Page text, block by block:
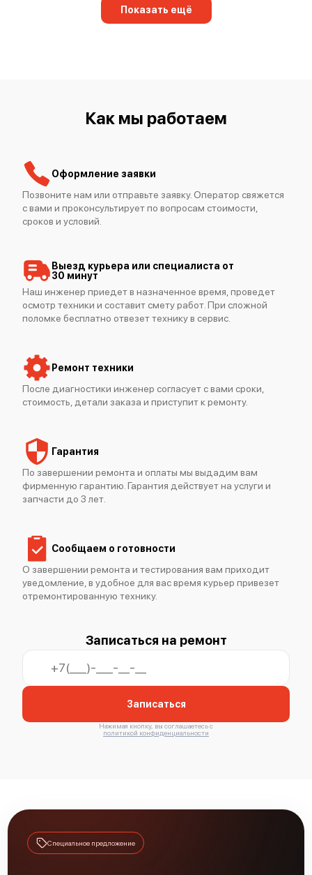
Mimaki СJV150-160
Mimaki UJV55-320
Mimaki UJF-7151 Plus
Mimaki UJF-6042 MK II
Показать ещё
Как мы работаем
Оформление заявки
Позвоните нам или отправьте заявку. Оператор свяжется
с вами и проконсультирует по вопросам стоимости,
сроков и условий.
Выезд курьера или специалиста от
30 минут
Наш инженер приедет в назначенное время, проведет
осмотр техники и составит смету работ. При сложной
поломке бесплатно отвезет технику в сервис.
Ремонт техники
После диагностики инженер согласует с вами сроки,
стоимость, детали заказа и приступит к ремонту.
Гарантия
По завершении ремонта и оплаты мы выдадим вам
фирменную гарантию. Гарантия действует на услуги и
запчасти до 3 лет.
Сообщаем о готовности
О завершении ремонта и тестирования вам приходит
уведомление, в удобное для вас время курьер привезет
отремонтированную технику.
Записаться на ремонт
Записаться
Нажимая кнопку, вы соглашаетесь с
политикой конфиденциальности
Специальное предложение